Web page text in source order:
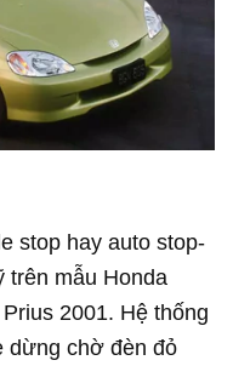
stop hay auto stop-
trên mẫu Honda
2001. Hệ thống
dừng chờ đèn đỏ